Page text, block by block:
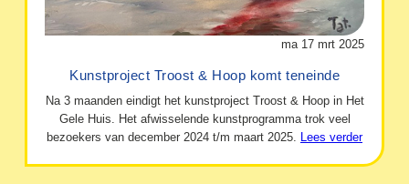
ma 17 mrt 2025
Kunstproject Troost & Hoop komt teneinde
Na 3 maanden eindigt het kunstproject Troost & Hoop in Het
Gele Huis. Het afwisselende kunstprogramma trok veel
bezoekers van december 2024 t/m maart 2025. Lees verder